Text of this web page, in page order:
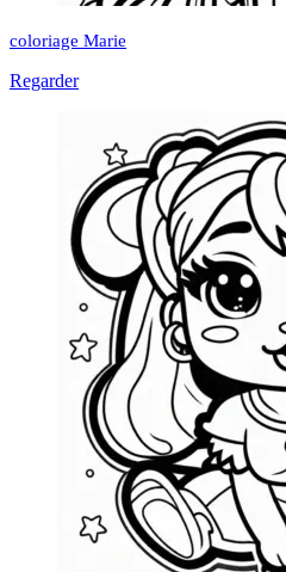
coloriage Marie
Regarder